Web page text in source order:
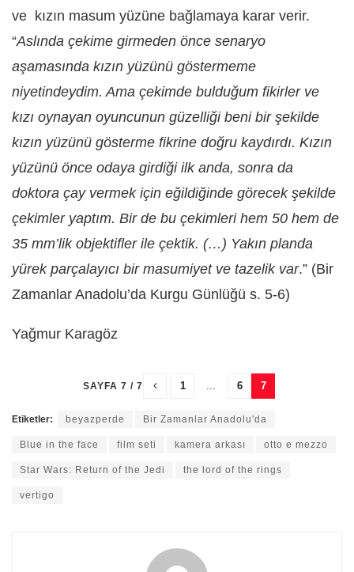
ve kızın masum yüzüne bağlamaya karar verir.
“Aslında çekime girmeden önce senaryo
aşamasında kızın yüzünü göstermeme
niyetindeydim. Ama çekimde bulduğum fikirler ve
kızı oynayan oyuncunun güzelliği beni bir şekilde
kızın yüzünü gösterme fikrine doğru kaydırdı. Kızın
yüzünü önce odaya girdiği ilk anda, sonra da
doktora çay vermek için eğildiğinde görecek şekilde
çekimler yaptım. Bir de bu çekimleri hem 50 hem de
35 mm’lik objektifler ile çektik. (…) Yakın planda
yürek parçalayıcı bir masumiyet ve tazelik var.” (Bir
Zamanlar Anadolu’da Kurgu Günlüğü s. 5-6)
Yağmur Karagöz
SAYFA 7 / 7 1 6 7
Etiketler: beyazperde Bir Zamanlar Anadolu'da
Blue in the face film seti kamera arkası otto e mezzo
Star Wars: Return of the Jedi the lord of the rings
vertigo